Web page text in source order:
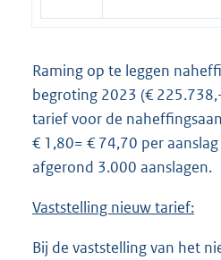
Raming op te leggen
begroting 2023 (€
tarief voor de
€ 1,80= € 74,70 per
afgerond 3.000 aanslagen.
Vaststelling nieuw tarief:
Bij de vaststelling van het